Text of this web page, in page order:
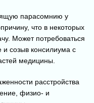
парасомнию у
что в некоторых
Может потребоваться
и созыв консилиума с
медицины.
расстройства
физио- и